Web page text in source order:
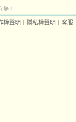
場。
權聲明 隱私權聲明 客服